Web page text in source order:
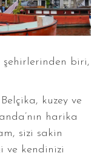
şehirlerinden biri,
kuzey ve
harika
sizi sakin
ve kendinizi